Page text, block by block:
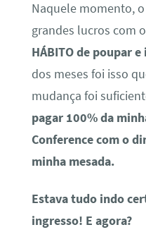
Naquele momento,
grandes lucros com
HÁBITO de poupar
dos meses foi isso
mudança foi
pagar 100% da
Conference com o
minha mesada.
Estava tudo indo
ingresso! E agora?